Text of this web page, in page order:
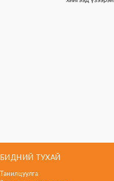
БИДНИЙ ТУХАЙ
Танилцуулга